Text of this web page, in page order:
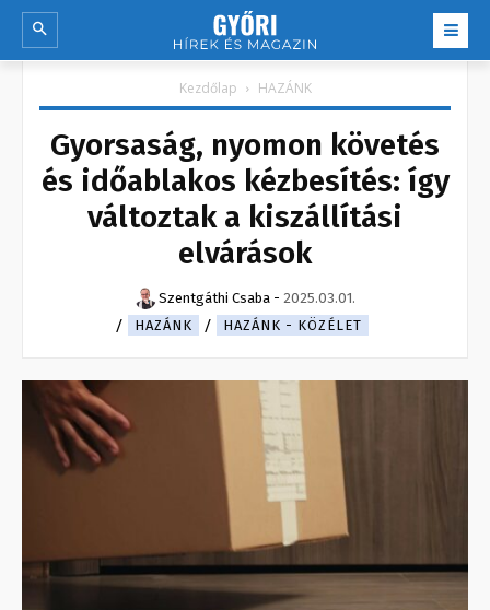
Kezdőlap HAZÁNK
Gyorsaság, nyomon követés
és időablakos kézbesítés: így
változtak a kiszállítási
elvárások
Szentgáthi Csaba - 2025.03.01.
HAZÁNK
HAZÁNK - KÖZÉLET